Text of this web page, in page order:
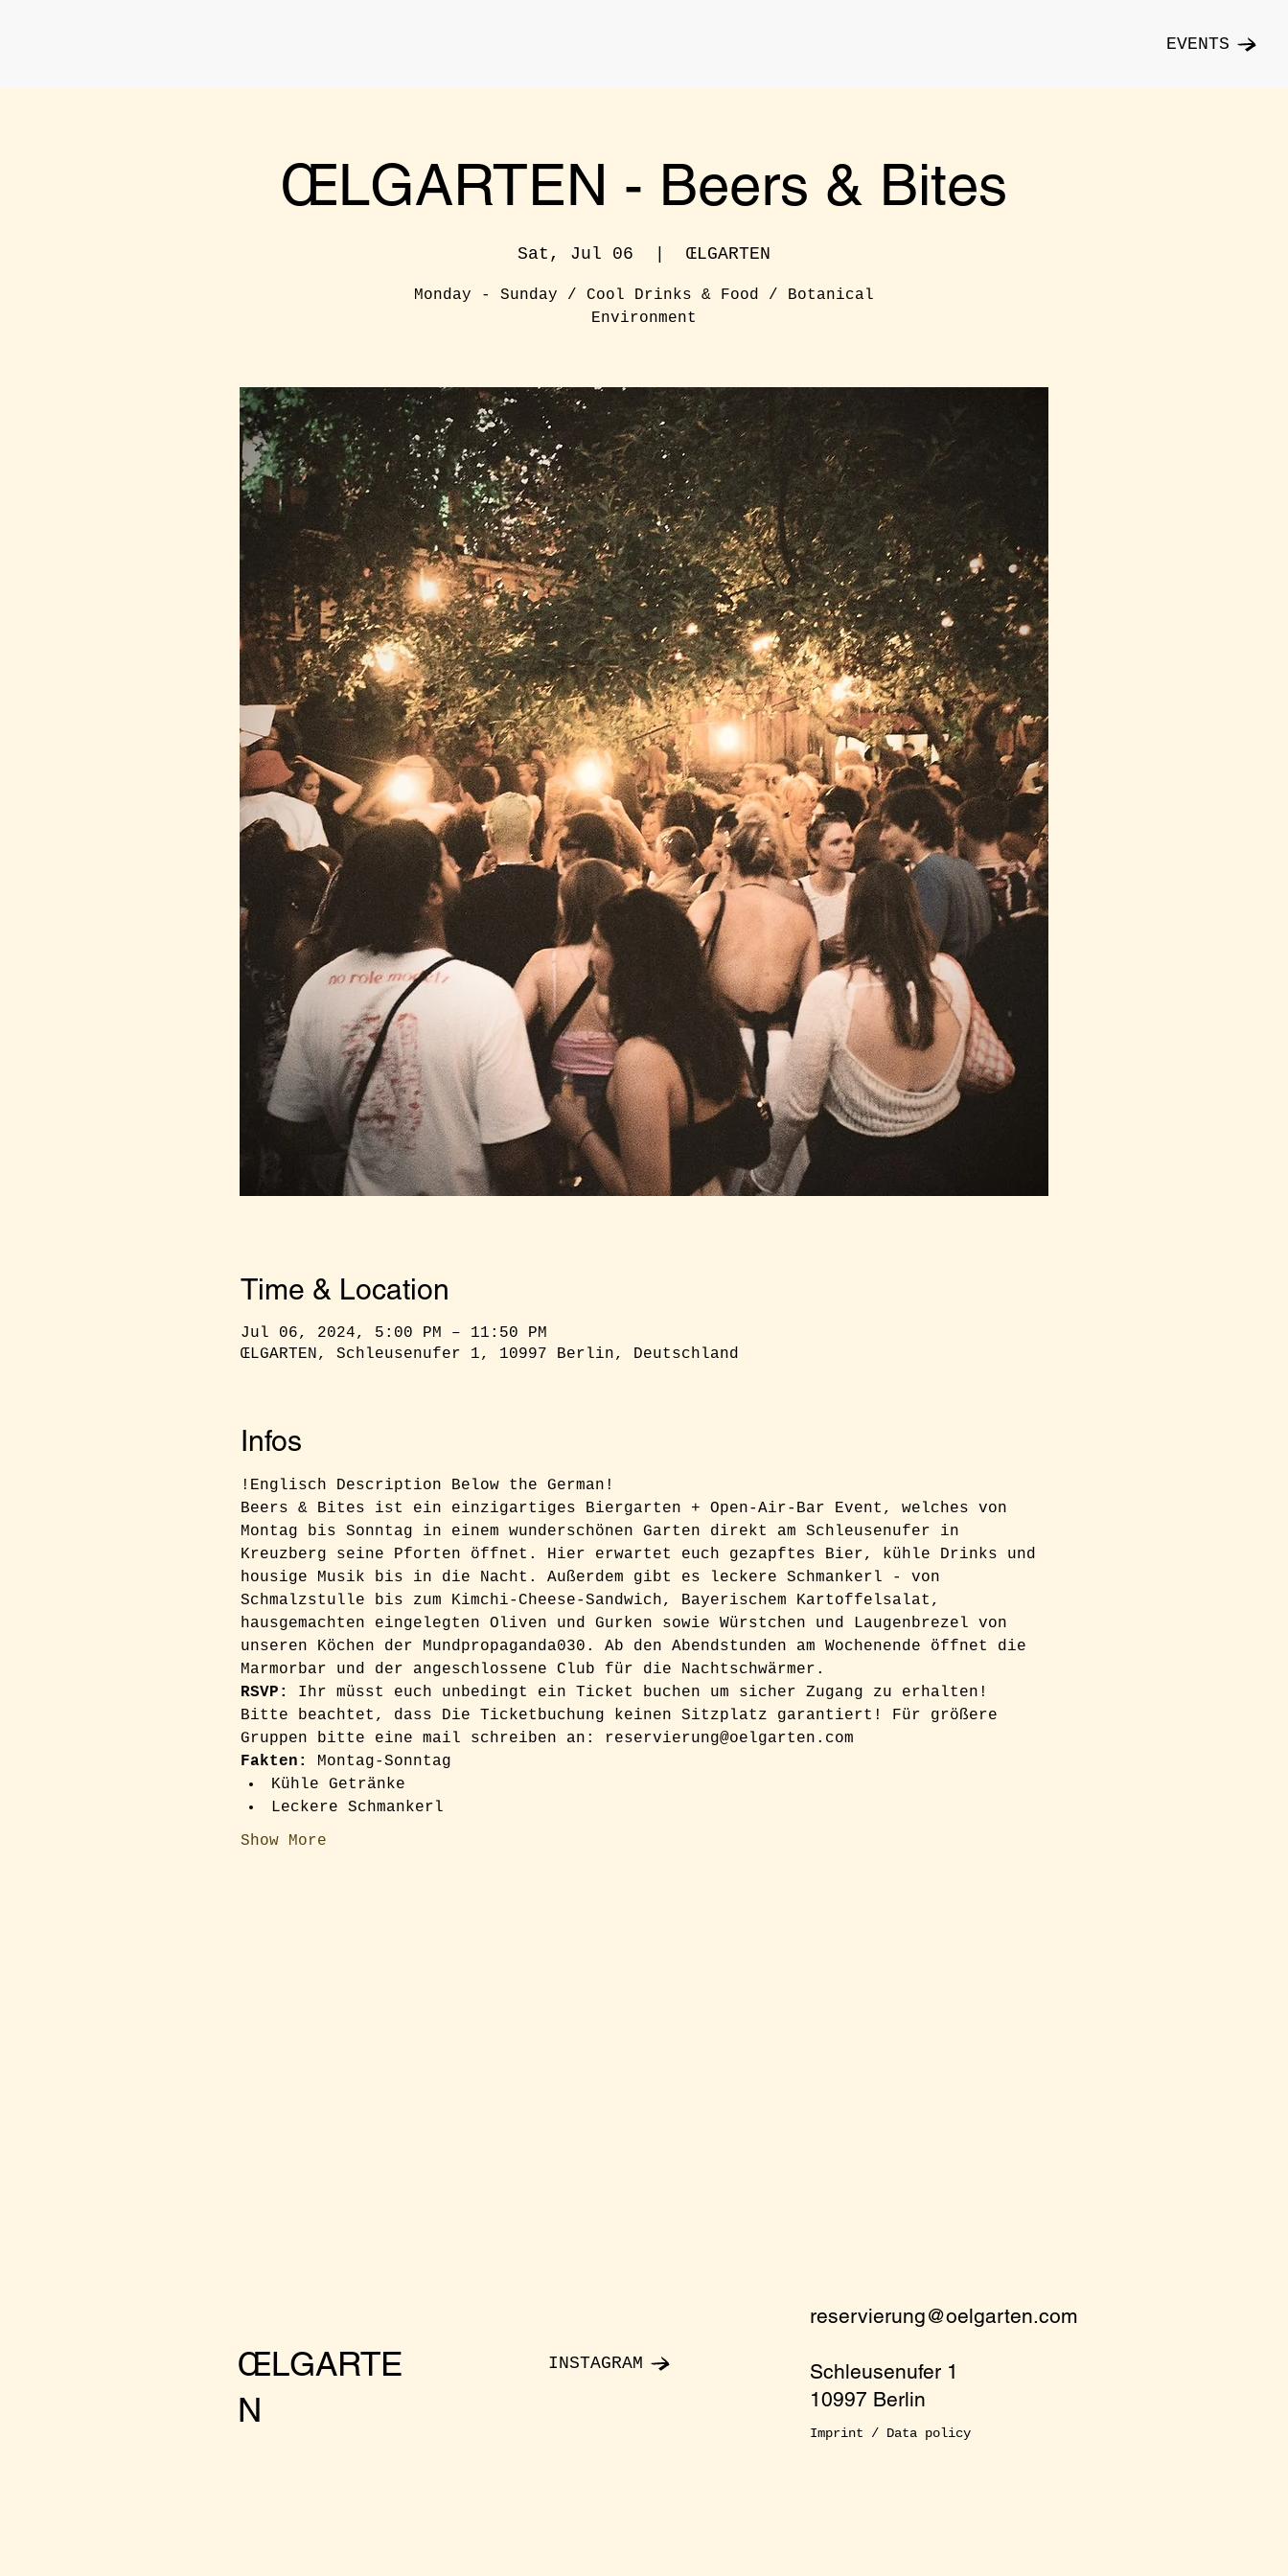
EVENTS
ŒLGARTEN - Beers & Bites
Sat, Jul 06 ŒLGARTEN
Monday - Sunday / Cool Drinks & Food / Botanical
Environment
Time & Location
Jul 06, 2024, 5:00 PM – 11:50 PM
ŒLGARTEN, Schleusenufer 1, 10997 Berlin, Deutschland
Infos
!Englisch Description Below the German!
Beers & Bites ist ein einzigartiges Biergarten + Open-Air-Bar Event, welches von
Montag bis Sonntag in einem wunderschönen Garten direkt am Schleusenufer in
Kreuzberg seine Pforten öffnet. Hier erwartet euch gezapftes Bier, kühle Drinks und
housige Musik bis in die Nacht. Außerdem gibt es leckere Schmankerl - von
Schmalzstulle bis zum Kimchi-Cheese-Sandwich, Bayerischem Kartoffelsalat,
hausgemachten eingelegten Oliven und Gurken sowie Würstchen und Laugenbrezel von
unseren Köchen der Mundpropaganda030. Ab den Abendstunden am Wochenende öffnet die
Marmorbar und der angeschlossene Club für die Nachtschwärmer.
RSVP: Ihr müsst euch unbedingt ein Ticket buchen um sicher Zugang zu erhalten!
Bitte beachtet, dass Die Ticketbuchung keinen Sitzplatz garantiert! Für größere
Gruppen bitte eine mail schreiben an: reservierung@oelgarten.com
Fakten:
Montag-Sonntag
Kühle Getränke
Leckere Schmankerl
Show More
ŒLGARTE
N
INSTAGRAM
reservierung@oelgarten.com
Schleusenufer 1
10997 Berlin
Imprint / Data policy